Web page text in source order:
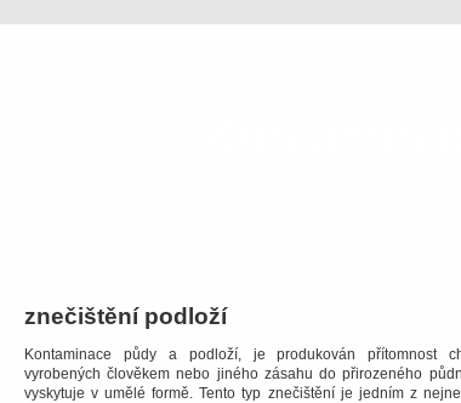
znečištění podloží
Kontaminace půdy a podloží, je produkován přítomnost
vyrobených člověkem nebo jiného zásahu do přirozeného
vyskytuje v umělé formě. Tento typ znečištění je jedním z